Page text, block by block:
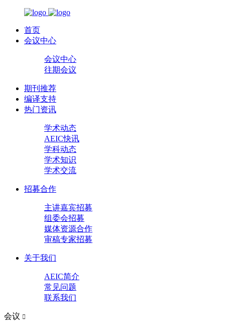
首页
会议中心
会议中心
往期会议
期刊推荐
编译支持
热门资讯
学术动态
AEIC快讯
学科动态
学术知识
学术交流
招募合作
主讲嘉宾招募
组委会招募
媒体资源合作
审稿专家招募
关于我们
AEIC简介
常见问题
联系我们
会议 